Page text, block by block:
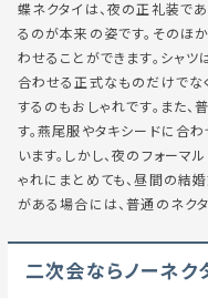
蝶ネクタイは、夜の正礼装で
るのが本来の姿です。そのほ
わせることができます。シャ
合わせる正式なものだけでな
するのもおしゃれです。また
す。燕尾服やタキシードに合
います。しかし、夜のフォーマ
ゃれにまとめても、昼間の結
がある場合には、普通のネク
二次会ならノーネク